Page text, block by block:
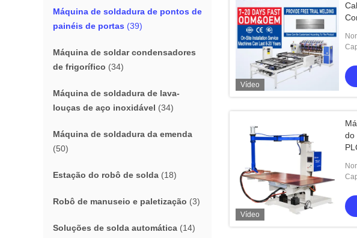
Máquina de soldadura de pontos de
painéis de portas (39)
Máquina de soldar condensadores
de frigorífico (34)
Máquina de soldadura de lava-
louças de aço inoxidável (34)
Máquina de soldadura da emenda
(50)
Estação do robô de solda (18)
Robô de manuseio e paletização (3)
Soluções de solda automática (14)
Vídeo
Vídeo
do
2